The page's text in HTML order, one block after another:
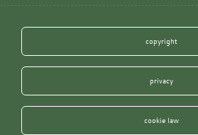
copyright
privacy
cookie law